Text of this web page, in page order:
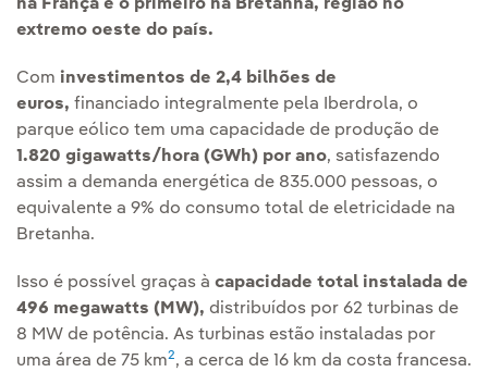
na França e o primeiro na Bretanha, região no
extremo oeste do país.
Com investimentos de 2,4 bilhões de
euros, financiado integralmente pela Iberdrola, o
parque eólico tem uma capacidade de produção de
1.820 gigawatts/hora (GWh) por ano, satisfazendo
assim a demanda energética de 835.000 pessoas, o
equivalente a 9% do consumo total de eletricidade na
Bretanha.
Isso é possível graças à capacidade total instalada de
496 megawatts (MW), distribuídos por 62 turbinas de
8 MW de potência. As turbinas estão instaladas por
uma área de 75 km2, a cerca de 16 km da costa francesa.